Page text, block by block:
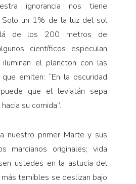
ignorancia nos tiene
Solo un 1% de la luz del sol
de los 200 metros de
científicos especulan
el plancton con las
emiten: “En la oscuridad
que el leviatán sepa
su comida”.
nuestro primer Marte y sus
marcianos originales; vida
ustedes en la astucia del
temibles se deslizan bajo